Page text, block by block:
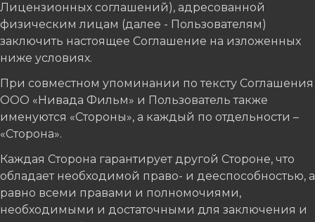
Лицензионных соглашений), адресованной
физическим лицам (далее - Пользователям)
заключить настоящее Соглашение на изложенных
ниже условиях.
При совместном упоминании по тексту Соглашения
ООО «Нивада Фильм» и Пользователь также
именуются «Стороны», а каждый по отдельности –
«Сторона».
Каждая Сторона гарантирует другой Стороне, что
обладает необходимой право- и дееспособностью, а
равно всеми правами и полномочиями,
необходимыми и достаточными для заключения и